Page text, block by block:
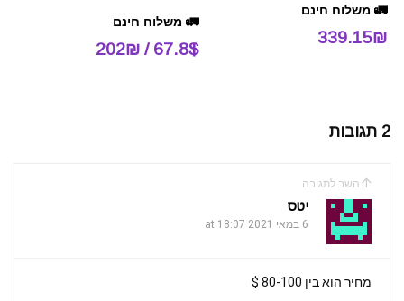
🚛 משלוח חינם
339.15₪
🚛 משלוח חינם
67.8$ / 202₪
2 תגובות
השב לתגובה
יטס
6 במאי 2021 at 18:07
מחיר הוא בין 80-100 $